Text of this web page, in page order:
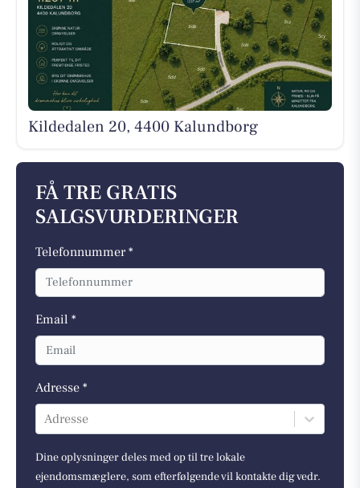
Kildedalen 20, 4400 Kalundborg
FÅ TRE GRATIS
SALGSVURDERINGER
Telefonnummer *
Email *
Adresse *
Adresse
Dine oplysninger deles med op til tre lokale
ejendomsmæglere, som efterfølgende vil kontakte dig vedr.